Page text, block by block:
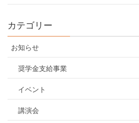
カテゴリー
お知らせ
奨学金支給事業
イベント
講演会